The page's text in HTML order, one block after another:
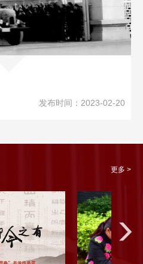
发布时间：2023-02-20
更多 >